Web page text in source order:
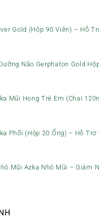
Gold (Hộp 90 Viên) – Hỗ
& Bảo Vệ Gan
Não Gerphaton Gold
Hoa Mắt, Chóng Mặt &
Mũi Họng Trẻ Em (Chai
& Đau Rát Họng
Phổi (Hộp 20 Ống) – Hỗ Trợ
Phổi
Mũi Azka Nhỏ Mũi – Giảm
Sơ Sinh